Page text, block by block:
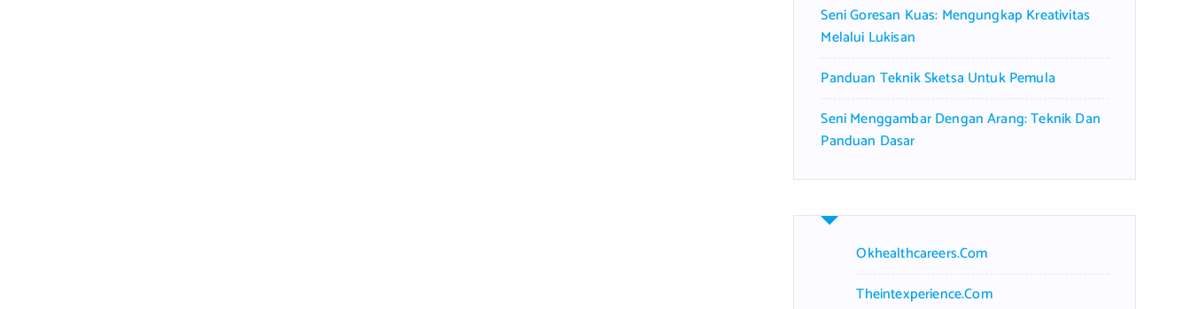
Seni Goresan Kuas: Mengungkap Kreativitas
Melalui Lukisan
Panduan Teknik Sketsa Untuk Pemula
Seni Menggambar Dengan Arang: Teknik Dan
Panduan Dasar
Okhealthcareers.com
Theintexperience.com